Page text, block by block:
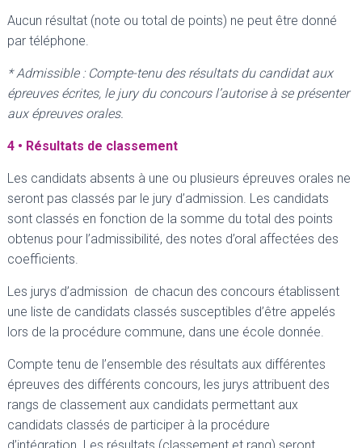
Aucun résultat (note ou total de points) ne peut être donné
par téléphone.
* Admissible : Compte-tenu des résultats du candidat aux
épreuves écrites, le jury du concours l’autorise à se présenter
aux épreuves orales.
4 • Résultats de classement
Les candidats absents à une ou plusieurs épreuves orales ne
seront pas classés par le jury d’admission. Les candidats
sont classés en fonction de la somme du total des points
obtenus pour l’admissibilité, des notes d’oral affectées des
coefficients.
Les jurys d’admission de chacun des concours établissent
une liste de candidats classés susceptibles d’être appelés
lors de la procédure commune, dans une école donnée.
Compte tenu de l’ensemble des résultats aux différentes
épreuves des différents concours, les jurys attribuent des
rangs de classement aux candidats permettant aux
candidats classés de participer à la procédure